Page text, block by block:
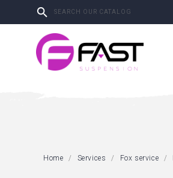

Home Services Fox service